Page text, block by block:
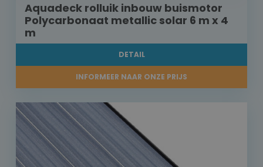
Aquadeck rolluik inbouw buismotor
Polycarbonaat metallic solar 6 m x 4
m
DETAIL
INFORMEER NAAR ONZE PRIJS